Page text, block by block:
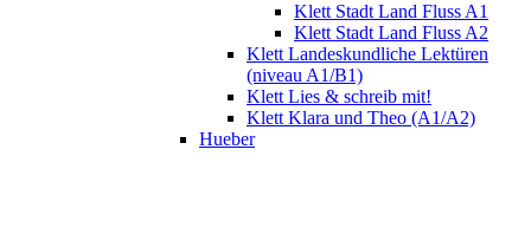
Klett Stadt Land Fluss A1
Klett Stadt Land Fluss A2
Klett Landeskundliche Lektüren
(niveau A1/B1)
Klett Lies & schreib mit!
Klett Klara und Theo (A1/A2)
Hueber